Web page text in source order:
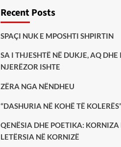
Recent Posts
SPAÇI NUK E MPOSHTI SHPIRTIN
SA I THJESHTË NË DUKJE, AQ DHE
NJERËZOR ISHTE
ZËRA NGA NËNDHEU
“DASHURIA NË KOHË TË
QENËSIA DHE POETIKA: KORNIZA
LETËRSIA NË KORNIZË